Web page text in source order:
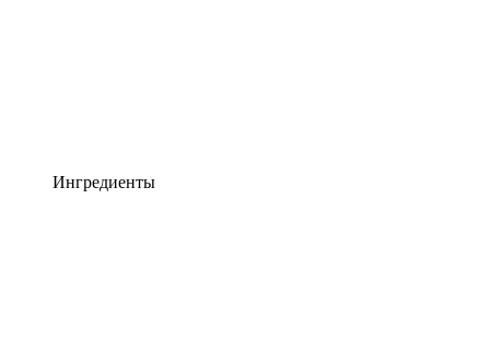
Ингредиенты